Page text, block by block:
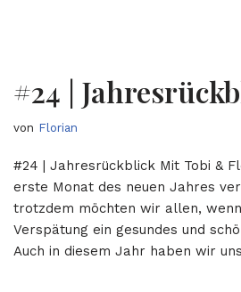
#24 |
von Florian
#24 | Jahresrückblick Mit Tobi &
erste Monat des neuen Jahres
trotzdem möchten wir allen,
Verspätung ein gesundes und
Auch in diesem Jahr haben wir